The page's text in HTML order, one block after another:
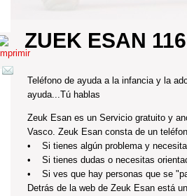
ZUEK ESAN
Teléfono de ayuda a la infancia y la
ayuda...Tú hablas
Zeuk Esan es un Servicio gratuito y
Vasco. Zeuk Esan consta de un
• Si tienes algún problema y
• Si tienes dudas o necesitas
• Si ves que hay personas que se
Detrás de la web de Zeuk Esan está